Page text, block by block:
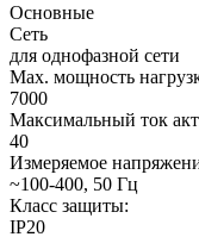
Основные
Сеть
для однофазной сети
Мах. мощность
7000
Максимальный ток
40
Измеряемое
~100-400, 50 Гц
Класс защиты:
IP20